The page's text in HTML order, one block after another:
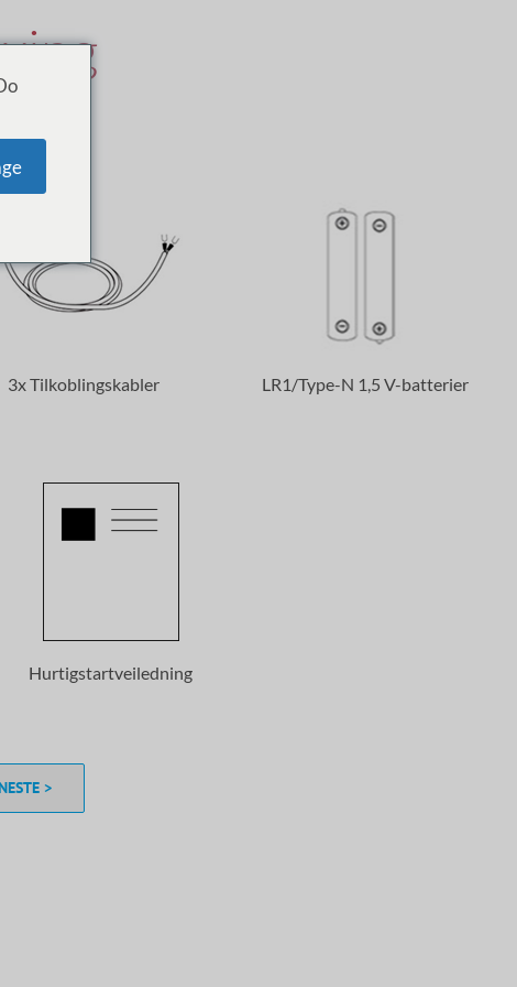
3x Tilkoblingskabler LR1/Type-N 1,5 V-batterier
Hurtigstartveiledning
>